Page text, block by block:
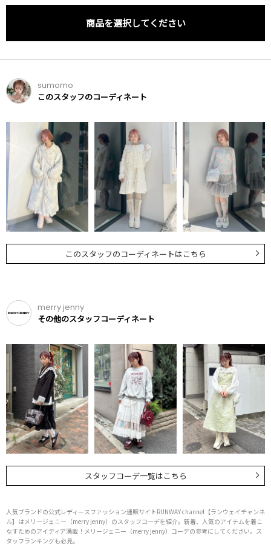
商品を選択してください
sumomo
このスタッフのコーディネート
このスタッフのコーディネートはこちら
merry jenny
その他のスタッフコーディネート
スタッフコーデ一覧はこちら
人気ブランドの公式レディースファッション通販サイトRUNWAY channel【ランウェイチャンネ
ル】はメリージェニー（merry jenny）のスタッフコーデを紹介。新着、人気のアイテムを着こ
なすためのアイディア満載！メリージェニー（merry jenny）コーデの参考にしてください。ス
タッフランキングも必見。